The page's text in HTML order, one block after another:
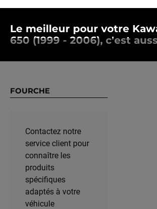
Le meilleur pour votre
650 (1999 - 2006), c'est
FOURCHE
Contactez notre
service client pour
connaître les
produits
spécifiques
adaptés à votre
véhicule